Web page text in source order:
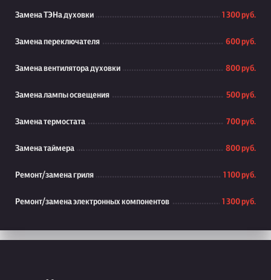
Замена ТЭНа духовки 1 300 руб.
Замена переключателя 600 руб.
Замена вентилятора духовки 800 руб.
Замена лампы освещения 500 руб.
Замена термостата 700 руб.
Замена таймера 800 руб.
Ремонт/замена гриля 1 100 руб.
Ремонт/замена электронных компонентов 1 300 руб.